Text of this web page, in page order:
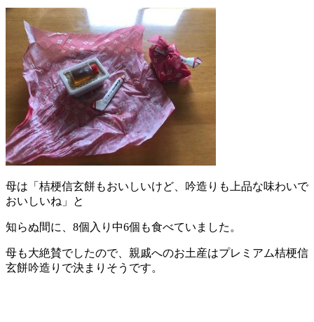
母は「桔梗信玄餅もおいしいけど、吟造りも上品な味わいで
おいしいね」と
知らぬ間に、 8個入り中6個も食べていました。
母も大絶賛でしたので、親戚へのお土産はプレミアム桔梗信
玄餅吟造りで決まりそうです。